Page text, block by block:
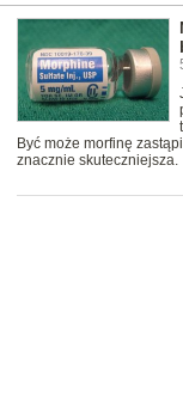
Być może morfinę
znacznie skuteczniejsza.